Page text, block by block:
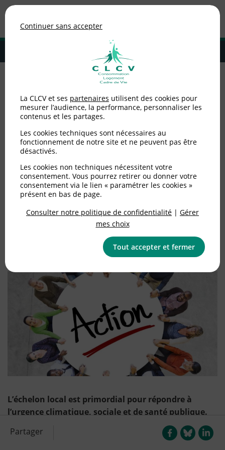
MENU
Adhérer à la CLCV
Engagez-vous pour une alimentation saine et durable !
Candidat.es aux
élections municipales :
Engagez-vous pour une
alimentation saine et
durable !
L’échelon local est primordial pour répondre à
l’urgence climatique, sociale et de santé publique.
La commune peut apporter des améliorations
immédiates à la vie de chaque habitant et en
Partager
Continuer sans accepter
La CLCV et ses partenaires utilisent des cookies pour
mesurer l’audience, la performance, personnaliser les
contenus et les partages.
Les cookies techniques sont nécessaires au
fonctionnement de notre site et ne peuvent pas être
désactivés.
Les cookies non techniques nécessitent votre
consentement. Vous pourrez retirer ou donner votre
consentement via le lien « paramétrer les cookies »
présent en bas de page.
Consulter notre politique de confidentialité | Gérer
mes choix
Tout accepter et fermer